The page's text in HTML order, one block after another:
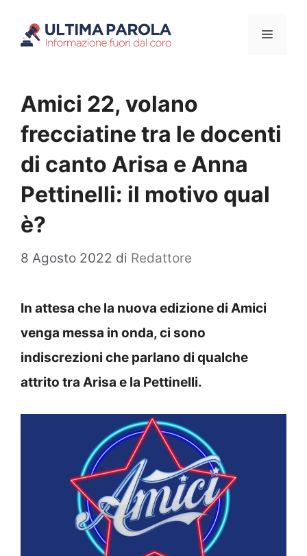
Menu
Amici 22, volano
frecciatine tra le docenti
di canto Arisa e Anna
Pettinelli: il motivo qual
è?
8 Agosto 2022 di Redattore
In attesa che la nuova edizione di Amici
venga messa in onda, ci sono
indiscrezioni che parlano di qualche
attrito tra Arisa e la Pettinelli.